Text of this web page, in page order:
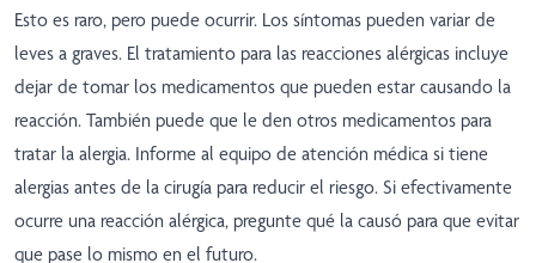
Esto es raro, pero puede ocurrir. Los síntomas pueden variar de
leves a graves. El tratamiento para las reacciones alérgicas incluye
dejar de tomar los medicamentos que pueden estar causando la
reacción. También puede que le den otros medicamentos para
tratar la alergia. Informe al equipo de atención médica si tiene
alergias antes de la cirugía para reducir el riesgo. Si efectivamente
ocurre una reacción alérgica, pregunte qué la causó para que evitar
que pase lo mismo en el futuro.